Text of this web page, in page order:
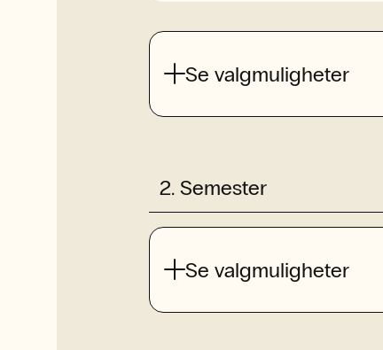
Se valgmuligheter
2. Semester
Se valgmuligheter